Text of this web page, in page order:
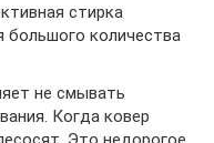
стирка
большого количества
не смывать
Когда ковер